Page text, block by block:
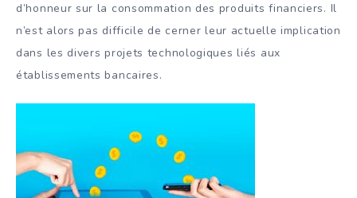
d’honneur sur la consommation des produits financiers. Il
n’est alors pas difficile de cerner leur actuelle implication
dans les divers projets technologiques liés aux
établissements bancaires.